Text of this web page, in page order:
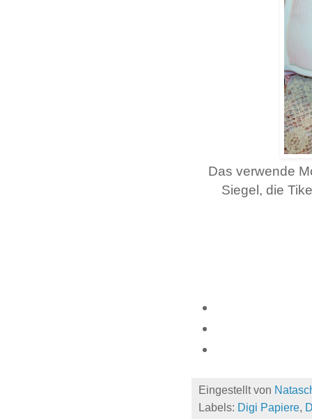
Das verwende
Siegel, die
Eingestellt von
Labels: Digi Papiere,